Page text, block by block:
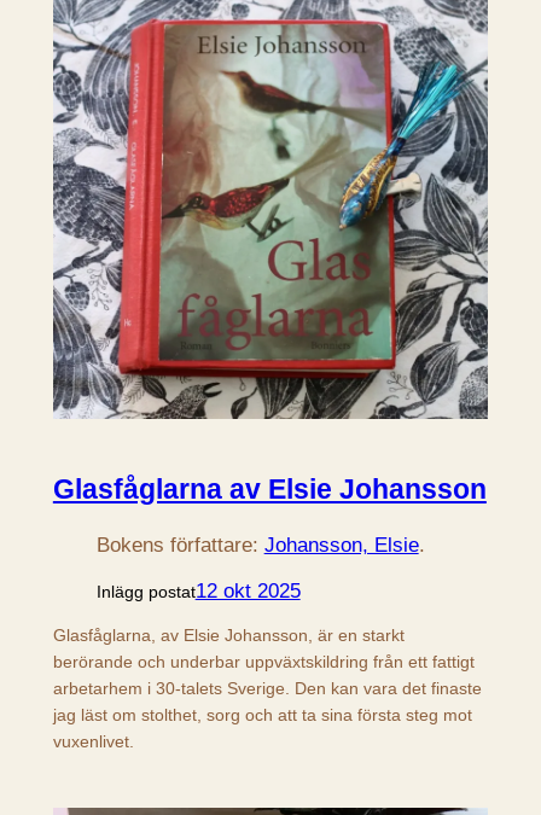
Glasfåglarna av Elsie Johansson
Bokens författare: Johansson, Elsie.
Inlägg postat12 okt 2025
Glasfåglarna, av Elsie Johansson, är en starkt
berörande och underbar uppväxtskildring från ett fattigt
arbetarhem i 30-talets Sverige. Den kan vara det finaste
jag läst om stolthet, sorg och att ta sina första steg mot
vuxenlivet.